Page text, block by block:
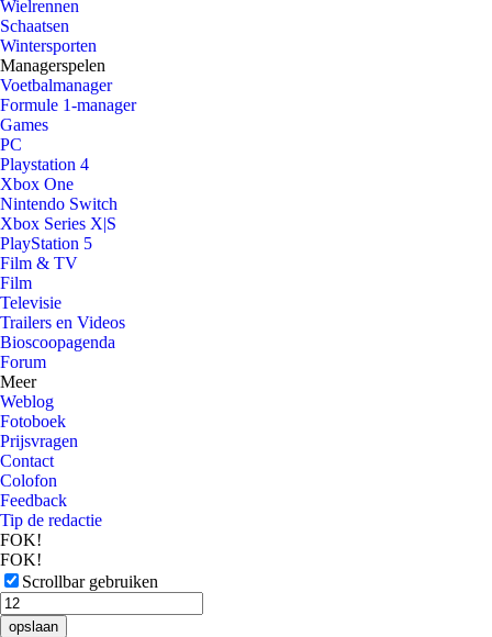
Wielrennen
Schaatsen
Wintersporten
Managerspelen
Voetbalmanager
Formule 1-manager
Games
PC
Playstation 4
Xbox One
Nintendo Switch
Xbox Series X|S
PlayStation 5
Film & TV
Film
Televisie
Trailers en Videos
Bioscoopagenda
Forum
Meer
Weblog
Fotoboek
Prijsvragen
Contact
Colofon
Feedback
Tip de redactie
FOK!
FOK!
Scrollbar gebruiken
opslaan